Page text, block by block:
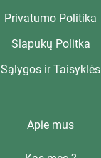
Privatumo Politika
Slapukų Politka
Sąlygos ir Taisyklės
Apie mus